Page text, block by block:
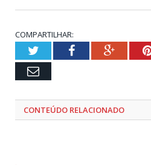
COMPARTILHAR:
TwitterFacebook
Email
CONTEÚDO RELACIONADO